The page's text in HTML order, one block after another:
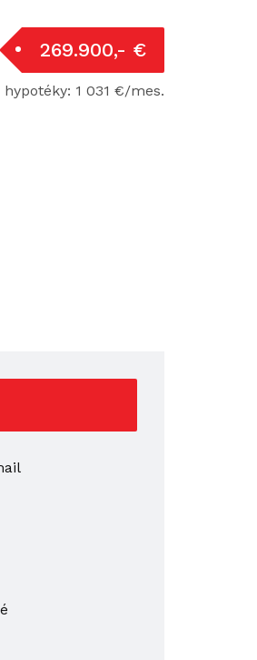
269.900,- €
1 031 €/mes.